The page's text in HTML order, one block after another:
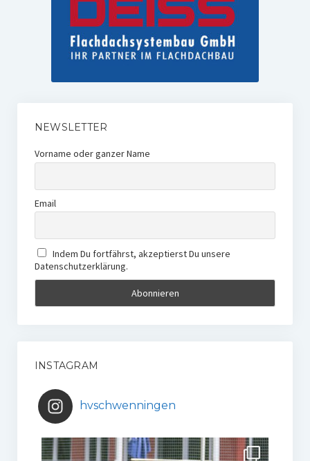
NEWSLETTER
Vorname oder ganzer Name
Email
Indem Du fortfährst, akzeptierst Du unsere
Datenschutzerklärung.
INSTAGRAM
hvschwenningen